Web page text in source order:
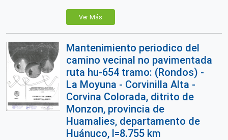
Ver Más
Mantenimiento periodico del
camino vecinal no pavimentada
ruta hu-654 tramo: (Rondos) -
La Moyuna - Corvinilla Alta -
Corvina Colorada, ditrito de
Monzon, provincia de
Huamalies, departamento de
Huánuco, l=8.755 km